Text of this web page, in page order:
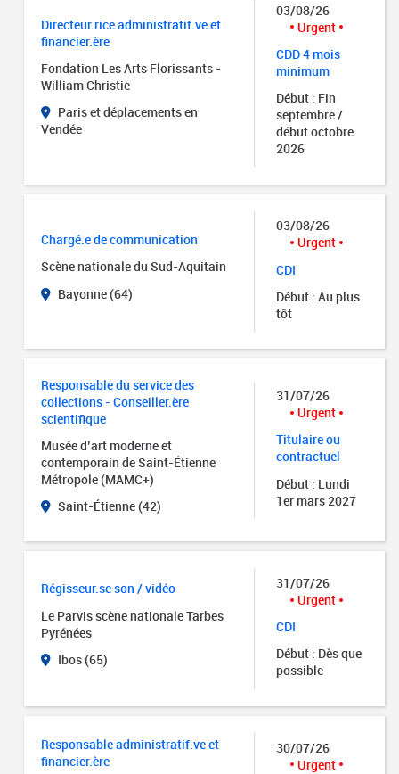
Directeur.rice administratif.ve et
financier.ère
Fondation Les Arts Florissants -
William Christie
Paris et déplacements en
Vendée
03/08/26
Urgent
CDD 4 mois
minimum
Début : Fin
septembre /
début octobre
2026
Chargé.e de communication
Scène nationale du Sud-Aquitain
Bayonne (64)
03/08/26
Urgent
CDI
Début : Au plus
tôt
Responsable du service des
collections - Conseiller.ère
scientifique
Musée d’art moderne et
contemporain de Saint-Étienne
Métropole (MAMC+)
Saint-Étienne (42)
31/07/26
Urgent
Titulaire ou
contractuel
Début : Lundi
1er mars 2027
Régisseur.se son / vidéo
Le Parvis scène nationale Tarbes
Pyrénées
Ibos (65)
31/07/26
Urgent
CDI
Début : Dès que
possible
Responsable administratif.ve et
financier.ère
30/07/26
Urgent